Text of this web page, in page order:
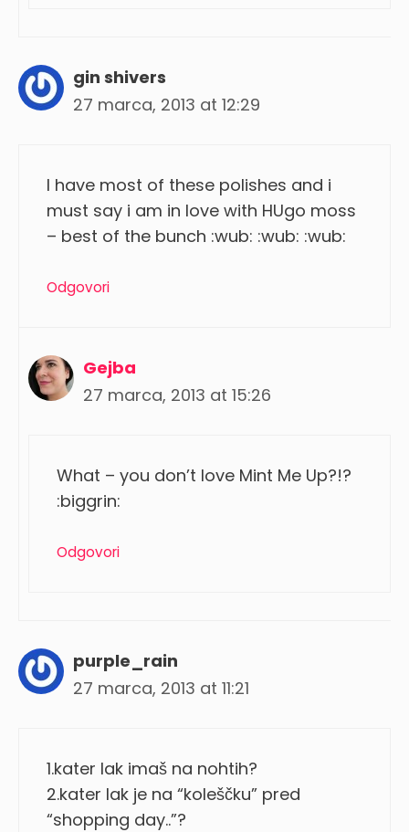
gin shivers
27 marca, 2013 at 12:29
I have most of these polishes and i
must say i am in love with HUgo moss
– best of the bunch :wub: :wub: :wub:
Odgovori
Gejba
27 marca, 2013 at 15:26
What – you don’t love Mint Me Up?!?
:biggrin:
Odgovori
purple_rain
27 marca, 2013 at 11:21
1.kater lak imaš na nohtih?
2.kater lak je na “koleščku” pred
“shopping day..”?